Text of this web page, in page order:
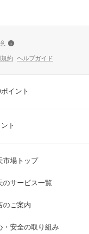
約 ヘルプガイド
イント
ト
市場トップ
のサービス一覧
のご案内
・安全の取り組み